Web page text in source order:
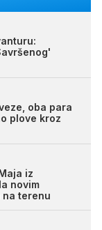
oba para
plove kroz
iz
novim
terenu